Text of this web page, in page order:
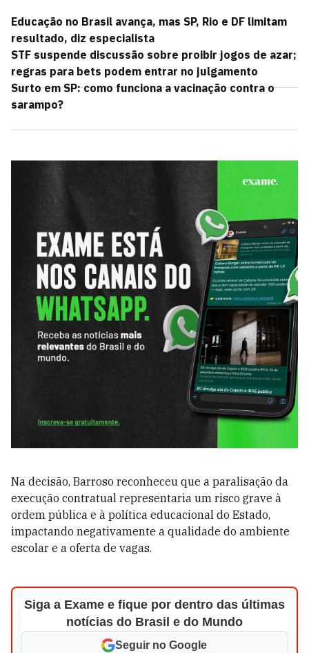
Educação no Brasil avança, mas SP, Rio e DF limitam
resultado, diz especialista
STF suspende discussão sobre proibir jogos de azar;
regras para bets podem entrar no julgamento
Surto em SP: como funciona a vacinação contra o
sarampo?
Na decisão, Barroso reconheceu que a paralisação da
execução contratual representaria um risco grave à
ordem pública e à política educacional do Estado,
impactando negativamente a qualidade do ambiente
escolar e a oferta de vagas.
Siga a Exame e fique por dentro das últimas
notícias do Brasil e do Mundo
Seguir no Google